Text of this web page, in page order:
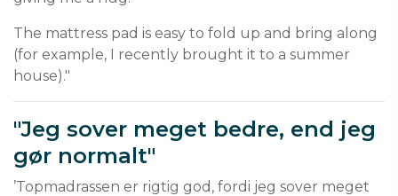
The mattress pad is easy to fold up and bring along
(for example, I recently brought it to a summer
house)."
"Jeg sover meget bedre, end jeg
gør normalt"
’Topmadrassen er rigtig god, fordi jeg sover meget